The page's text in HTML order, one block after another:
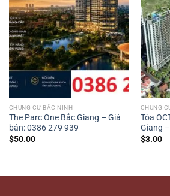
CHUNG CƯ BẮC NINH
The Parc One Bắc Giang – Giá
bán: 0386 279 939
$50.00
CHUNG
Tòa
Giang
$3.00